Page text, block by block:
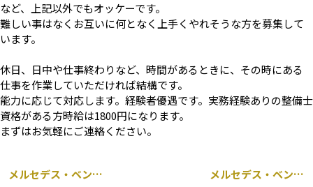
など、上記以外でもオッケーです。
難しい事はなくお互いに何となく上手くやれそうな方を募集して
います。
休日、日中や仕事終わりなど、時間があるときに、その時にある
仕事を作業していただければ結構です。
能力に応じて対応します。経験者優遇です。実務経験ありの整備士
資格がある方時給は1800円になります。
まずはお気軽にご連絡ください。
メルセデス・ベンツ Vクラス 638 持ち込み パワーウィンドレギュレータ 交換 メルセデス・ベンツ C36 AMG W202 車検前点検